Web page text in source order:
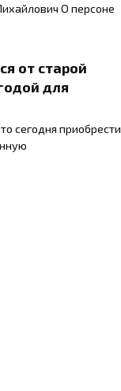
О персоне
от старой
для
сегодня приобрести